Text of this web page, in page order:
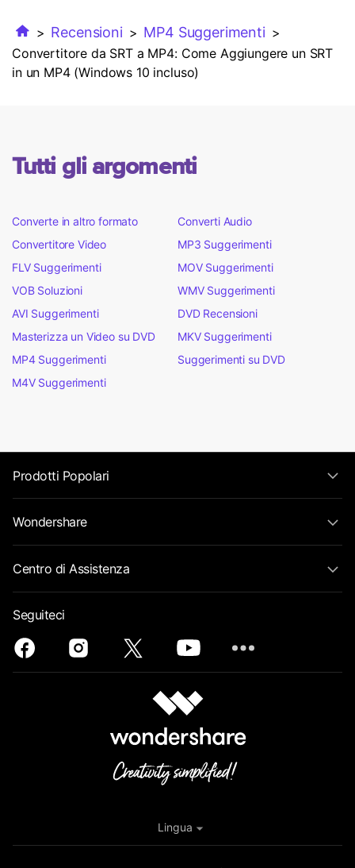
> Recensioni > MP4 Suggerimenti >
Convertitore da SRT a MP4: Come Aggiungere un SRT
in un MP4 (Windows 10 incluso)
Tutti gli argomenti
Converte in altro formato
Converti Audio
Convertitore Video
MP3 Suggerimenti
FLV Suggerimenti
MOV Suggerimenti
VOB Soluzioni
WMV Suggerimenti
AVI Suggerimenti
DVD Recensioni
Masterizza un Video su DVD
MKV Suggerimenti
MP4 Suggerimenti
Suggerimenti su DVD
M4V Suggerimenti
Prodotti Popolari
Wondershare
Centro di Assistenza
Seguiteci
Lingua